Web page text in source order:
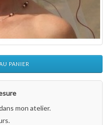
PANIER
mon atelier.